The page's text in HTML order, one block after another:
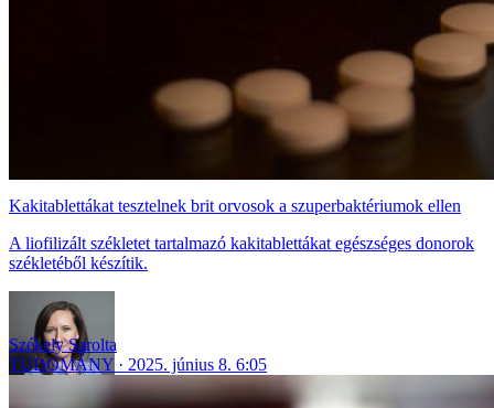
Kakitablettákat tesztelnek brit orvosok a szuperbaktériumok ellen
A liofilizált székletet tartalmazó kakitablettákat egészséges donorok
székletéből készítik.
Székely Sarolta
TUDOMÁNY
2025. június 8. 6:05